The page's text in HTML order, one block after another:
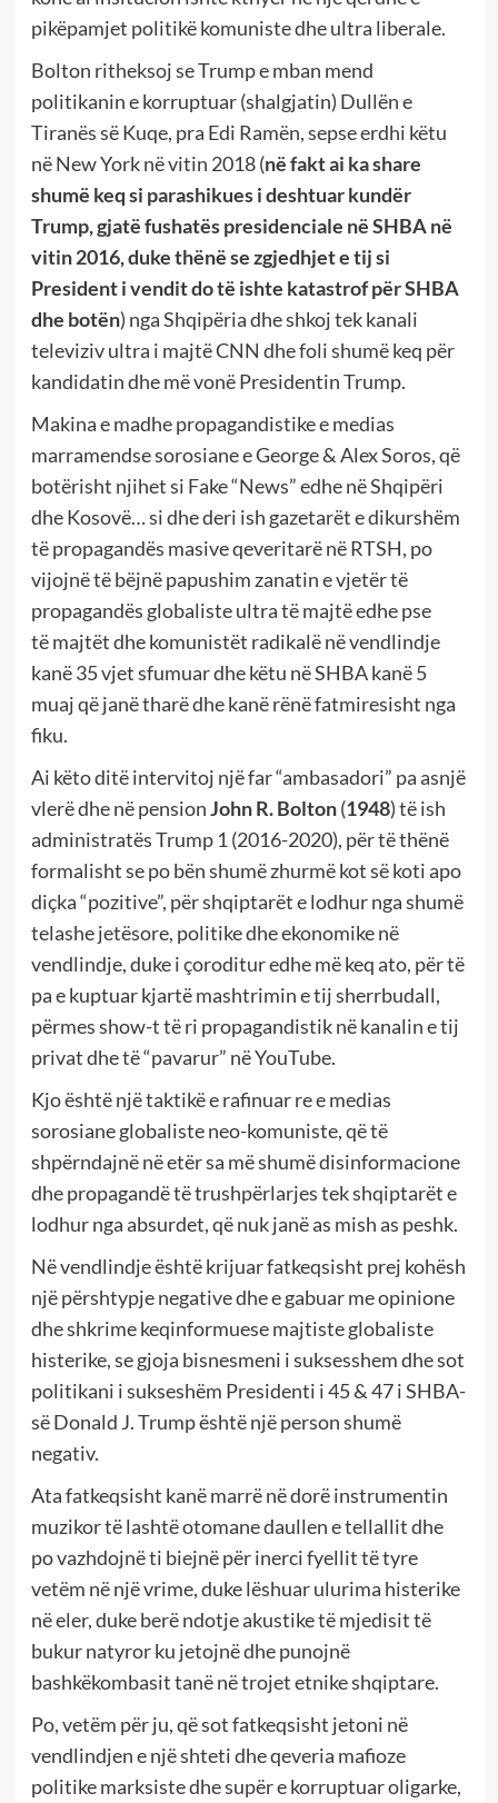
pikëpamjet politikë komuniste dhe ultra liberale.
Bolton ritheksoj se Trump e mban mend
politikanin e korruptuar (shalgjatin) Dullën e
Tiranës së Kuqe, pra Edi Ramën, sepse erdhi këtu
në New York në vitin 2018 (në fakt ai ka share
shumë keq si parashikues i deshtuar kundër
Trump, gjatë fushatës presidenciale në SHBA në
vitin 2016, duke thënë se zgjedhjet e tij si
President i vendit do të ishte katastrof për SHBA
dhe botën) nga Shqipëria dhe shkoj tek kanali
televiziv ultra i majtë CNN dhe foli shumë keq për
kandidatin dhe më vonë Presidentin Trump.
Makina e madhe propagandistike e medias
marramendse sorosiane e George & Alex Soros, që
botërisht njihet si Fake “News” edhe në Shqipëri
dhe Kosovë… si dhe deri ish gazetarët e dikurshëm
të propagandës masive qeveritarë në RTSH, po
vijojnë të bëjnë papushim zanatin e vjetër të
propagandës globaliste ultra të majtë edhe pse
të majtët dhe komunistët radikalë në vendlindje
kanë 35 vjet sfumuar dhe këtu në SHBA kanë 5
muaj që janë tharë dhe kanë rënë fatmiresisht nga
fiku.
Ai këto ditë intervitoj një far “ambasadori” pa asnjë
vlerë dhe në pensionJohn R. Bolton(1948) të ish
administratës Trump 1 (2016-2020), për të thënë
formalisht se po bën shumë zhurmë kot së koti apo
diçka “pozitive”, për shqiptarët e lodhur nga shumë
telashe jetësore, politike dhe ekonomike në
vendlindje, duke i çoroditur edhe më keq ato, për të
pa e kuptuar kjartë mashtrimin e tij sherrbudall,
përmes show-t të ri propagandistik në kanalin e tij
privat dhe të “pavarur” në YouTube.
Kjo është një taktikë e rafinuar re e medias
sorosiane globaliste neo-komuniste, që të
shpërndajnë në etër sa më shumë disinformacione
dhe propagandë të trushpërlarjes tek shqiptarët e
lodhur nga absurdet, që nuk janë as mish as peshk.
Në vendlindje është krijuar fatkeqsisht prej kohësh
një përshtypje negative dhe e gabuar me opinione
dhe shkrime keqinformuese majtiste globaliste
histerike, se gjoja bisnesmeni i suksesshem dhe sot
politikani i sukseshëm Presidenti i 45 & 47 i SHBA-
së Donald J. Trump është një person shumë
negativ.
Ata fatkeqsisht kanë marrë në dorë instrumentin
muzikor të lashtë otomane daullen e tellallit dhe
po vazhdojnë ti biejnë për inerci fyellit të tyre
vetëm në një vrime, duke lëshuar ulurima histerike
në eler, duke berë ndotje akustike të mjedisit të
bukur natyror ku jetojnë dhe punojnë
bashkëkombasit tanë në trojet etnike shqiptare.
Po, vetëm për ju, që sot fatkeqsisht jetoni në
vendlindjen e një shteti dhe qeveria mafioze
politike marksiste dhe supër e korruptuar oligarke,